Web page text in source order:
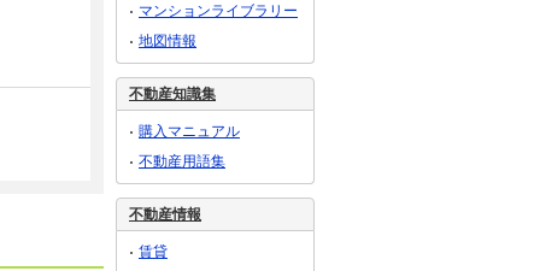
マンションライブラリー
地図情報
不動産知識集
購入マニュアル
不動産用語集
不動産情報
賃貸